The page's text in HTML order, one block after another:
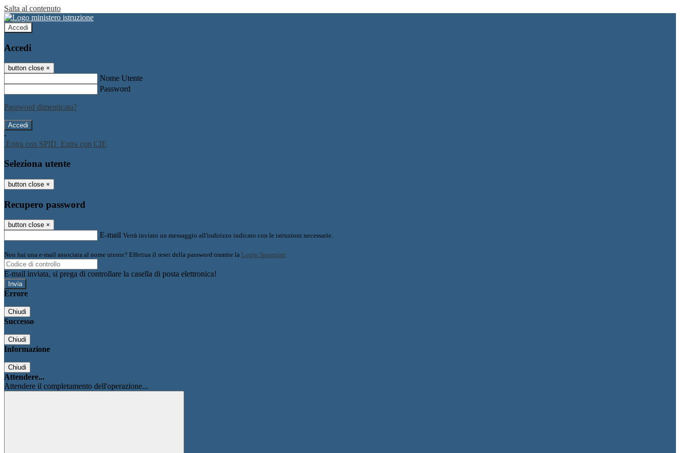
Salta al contenuto
Accedi
Accedi
button close ×
Nome Utente
Password
Password dimenticata?
-
Entra con SPID Entra con CIE
Seleziona utente
button close ×
Recupero password
button close ×
E-mail Verrà inviato un messaggio all'indirizzo indicato con le istruzioni necessarie.
Non hai una e-mail associata al nome utente? Effettua il reset della password tramite la Login Spaggiari
E-mail inviata, si prega di controllare la casella di posta elettronica!
Errore
Chiudi
Successo
Chiudi
Informazione
Chiudi
Attendere...
Attendere il completamento dell'operazione...